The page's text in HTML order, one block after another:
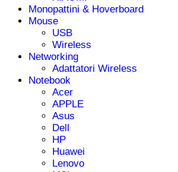
Monopattini & Hoverboard
Mouse
USB
Wireless
Networking
Adattatori Wireless
Notebook
Acer
APPLE
Asus
Dell
HP
Huawei
Lenovo